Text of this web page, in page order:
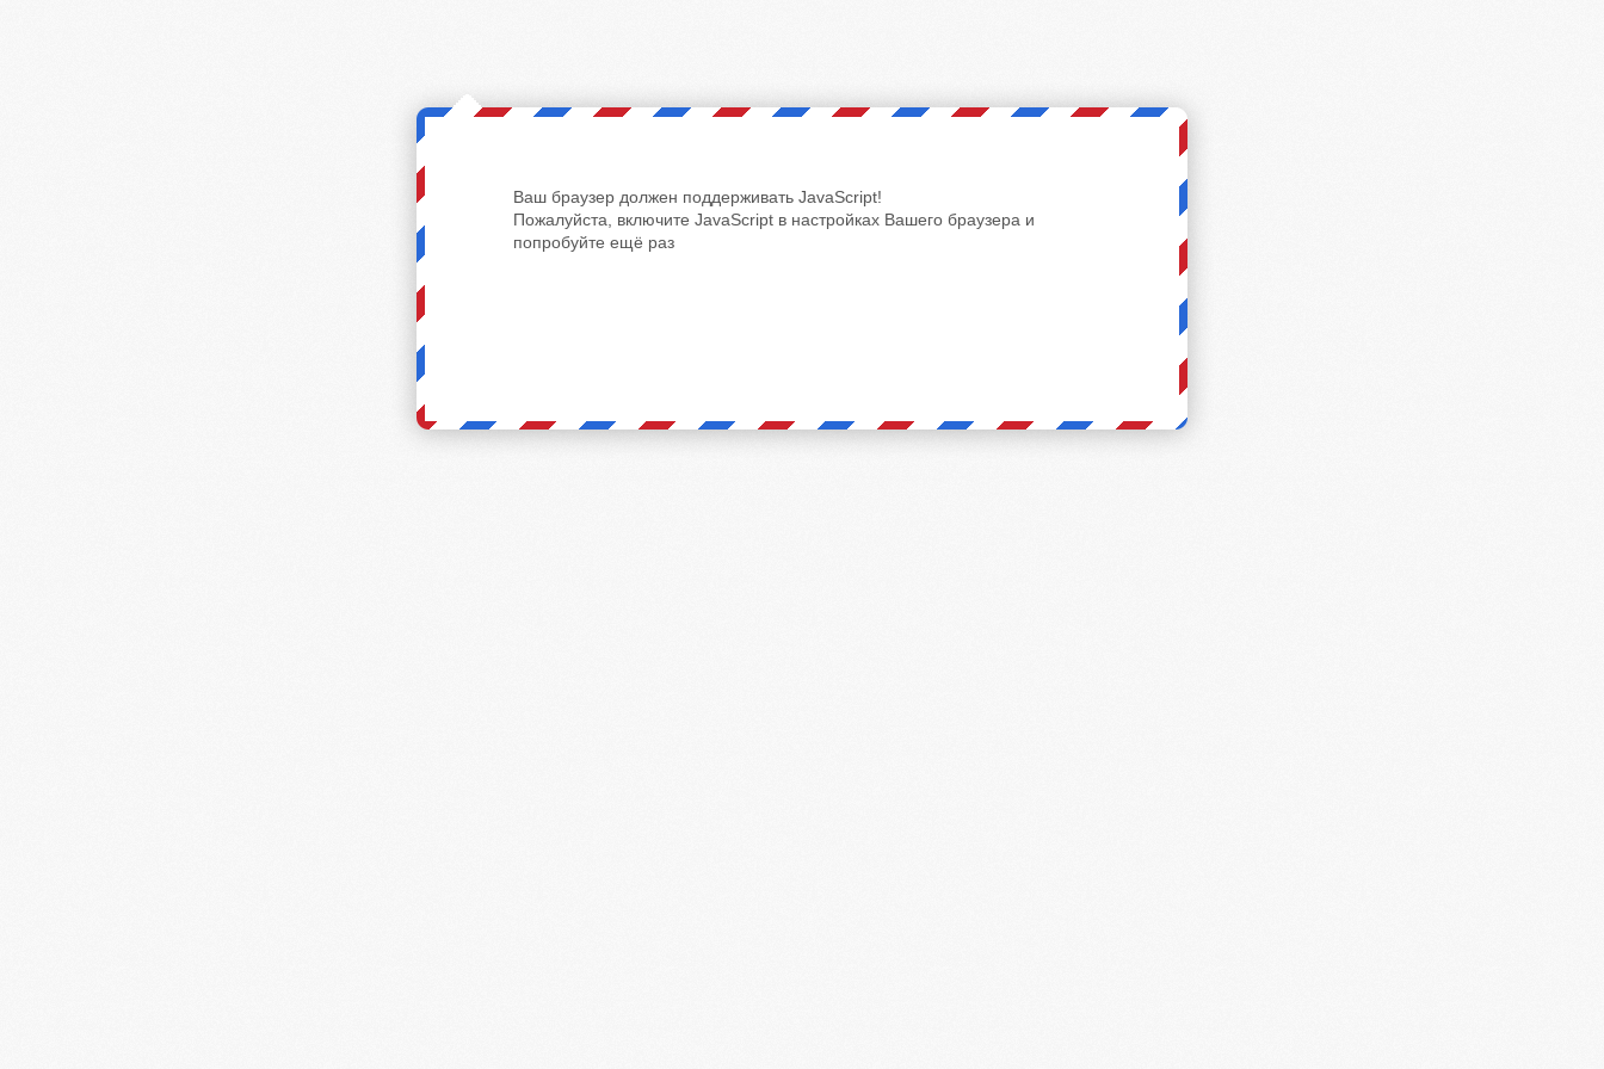
Ваш браузер должен поддерживать JavaScript!
Пожалуйста, включите JavaScript в настройках Вашего браузера и
попробуйте ещё раз